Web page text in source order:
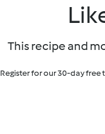
This recipe and
Register for our 30-day